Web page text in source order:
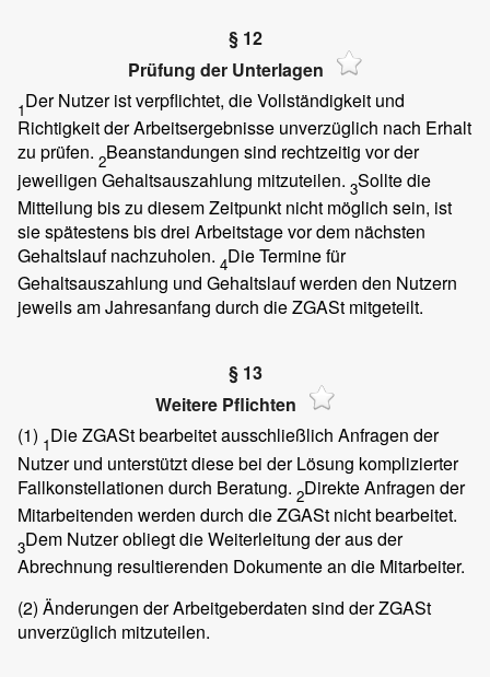
§ 12
Prüfung der Unterlagen
1Der Nutzer ist verpflichtet, die Vollständigkeit und
Richtigkeit der Arbeitsergebnisse unverzüglich nach Erhalt
zu prüfen. 2Beanstandungen sind rechtzeitig vor der
jeweiligen Gehaltsauszahlung mitzuteilen. 3Sollte die
Mitteilung bis zu diesem Zeitpunkt nicht möglich sein, ist
sie spätestens bis drei Arbeitstage vor dem nächsten
Gehaltslauf nachzuholen. 4Die Termine für
Gehaltsauszahlung und Gehaltslauf werden den Nutzern
jeweils am Jahresanfang durch die ZGASt mitgeteilt.
§ 13
Weitere Pflichten
(1) 1Die ZGASt bearbeitet ausschließlich Anfragen der
Nutzer und unterstützt diese bei der Lösung komplizierter
Fallkonstellationen durch Beratung. 2Direkte Anfragen der
Mitarbeitenden werden durch die ZGASt nicht bearbeitet.
3Dem Nutzer obliegt die Weiterleitung der aus der
Abrechnung resultierenden Dokumente an die Mitarbeiter.
(2) Änderungen der Arbeitgeberdaten sind der ZGASt
unverzüglich mitzuteilen.